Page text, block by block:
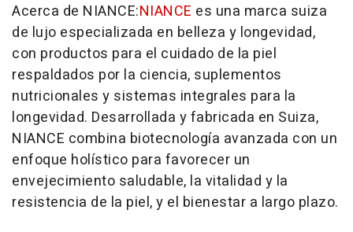
Acerca de NIANCE:NIANCE es una marca suiza
de lujo especializada en belleza y longevidad,
con productos para el cuidado de la piel
respaldados por la ciencia, suplementos
nutricionales y sistemas integrales para la
longevidad. Desarrollada y fabricada en Suiza,
NIANCE combina biotecnología avanzada con un
enfoque holístico para favorecer un
envejecimiento saludable, la vitalidad y la
resistencia de la piel, y el bienestar a largo plazo.